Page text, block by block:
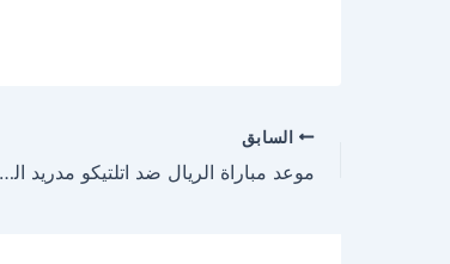
السابق
موعد مباراة الريال ضد اتلتيكو مدريد اليوم أنشيلوتي يراهن على ثلاثي الرعب وسيميوني يتسلح بالخبرات